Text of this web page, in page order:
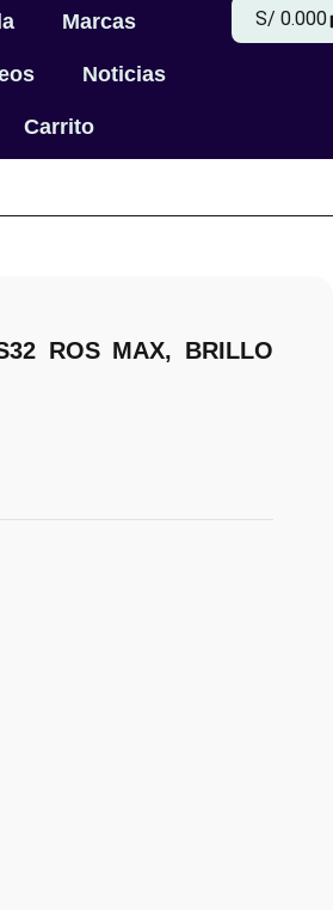
Marcas
Noticias
Carrito
S/ 0.000
ROS MAX, BRILLO